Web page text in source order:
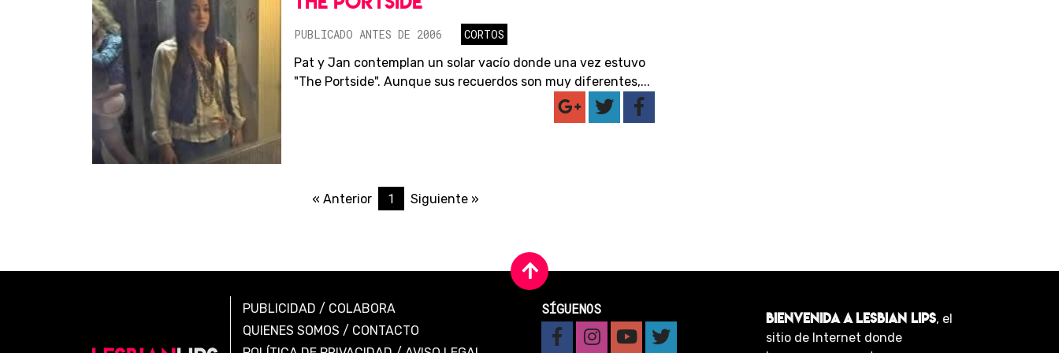
PUBLICADO ANTES DE 2006
CORTOS
Pat y Jan contemplan un solar vacío donde una vez estuvo
"The Portside". Aunque sus recuerdos son muy diferentes,...
« Anterior 1 Siguiente »
PUBLICIDAD / COLABORA
QUIENES SOMOS / CONTACTO
SÍGUENOS
BIENVENIDA A LESBIAN LIPS, el
sitio de Internet donde